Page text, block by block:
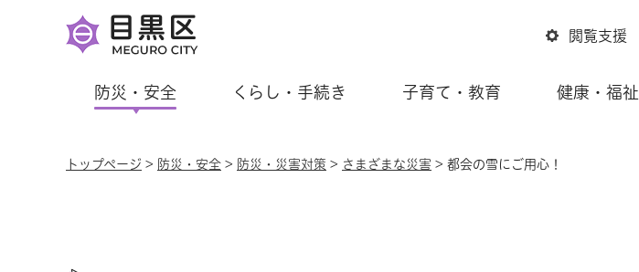
閲覧支援
防災・安全 くらし・手続き 子育て・教育 健康・福祉
トップページ > 防災・安全 > 防災・災害対策 > さまざまな災害 > 都会の雪にご用心！